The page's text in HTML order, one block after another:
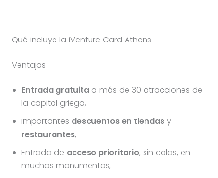
Qué incluye la iVenture Card Athens
Ventajas
Entrada gratuitaa más de 30 atracciones de
la capital griega,
Importantes descuentos en tiendasy
restaurantes,
Entrada de acceso prioritario, sin colas, en
muchos monumentos,